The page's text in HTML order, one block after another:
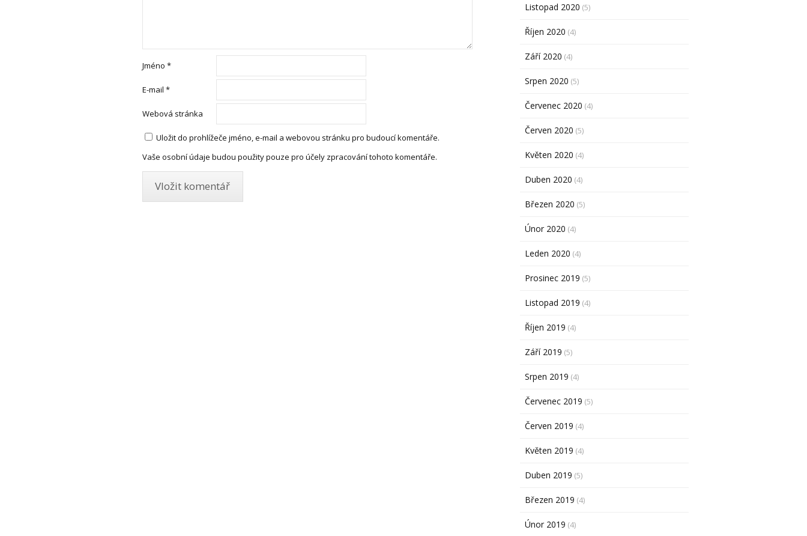
Jméno *
E-mail *
Webová stránka
Uložit do prohlížeče jméno, e-mail a webovou stránku pro budoucí komentáře.
Vaše osobní údaje budou použity pouze pro účely zpracování tohoto komentáře.
Listopad 2020 (5)
Říjen 2020 (4)
Září 2020 (4)
Srpen 2020 (5)
Červenec 2020 (4)
Červen 2020 (5)
Květen 2020 (4)
Duben 2020 (4)
Březen 2020 (5)
Únor 2020 (4)
Leden 2020 (4)
Prosinec 2019 (5)
Listopad 2019 (4)
Říjen 2019 (4)
Září 2019 (5)
Srpen 2019 (4)
Červenec 2019 (5)
Červen 2019 (4)
Květen 2019 (4)
Duben 2019 (5)
Březen 2019 (4)
Únor 2019 (4)